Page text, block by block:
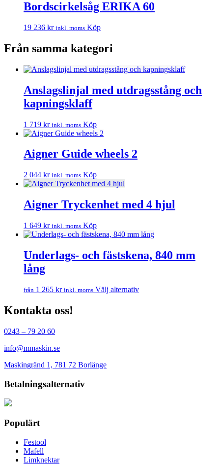
Bordscirkelsåg ERIKA 60
19 236 kr inkl. moms Köp
Från samma kategori
Anslagslinjal med utdragsstång och
kapningsklaff
1 719 kr inkl. moms Köp
Aigner Guide wheels 2
2 044 kr inkl. moms Köp
Aigner Tryckenhet med 4 hjul
1 649 kr inkl. moms Köp
Underlags- och fästskena, 840 mm
lång
från 1 265 kr inkl. moms Välj alternativDen
Kontakta oss!
0243 – 79 20 60
info@mmaskin.se
Maskingränd 1, 781 72 Borlänge
Betalningsalternativ
Populärt
Festool
Mafell
Limknektar